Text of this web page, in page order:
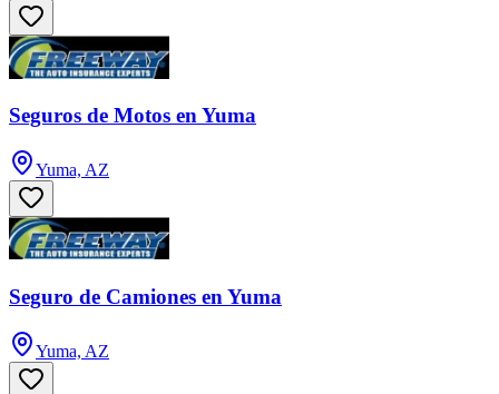
Seguros de Motos en Yuma
Yuma, AZ
Seguro de Camiones en Yuma
Yuma, AZ